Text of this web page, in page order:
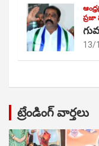
ప్రజా
13/
ట్రేండింగ్ వార్తలు